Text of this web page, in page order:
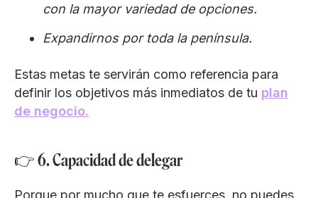
con la mayor variedad de opciones.
Expandirnos por toda la península.
Estas metas te servirán como referencia para
definir los objetivos más inmediatos de tu plan
de negocio.
👉 6. Capacidad de delegar
Porque por mucho que te esfuerces, no puedes